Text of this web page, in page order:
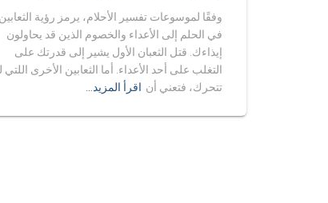
وفقًا لموسوعات تفسير الأحلام، يرمز رؤية الثعابين
في الحلم إلى الأعداء والخصوم الذين قد يحاولون
إيذاءك. قتل الثعبان الأول يشير إلى قدرتك على
التغلب على أحد الأعداء. أما الثعابين الأخرى اللتي
تتحرك، فتعني أن اقرأ المزيد…